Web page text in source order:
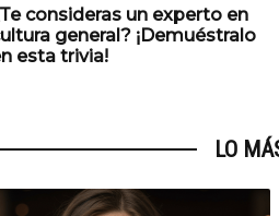
consideras un experto en
general? ¡Demuéstralo
esta trivia!
LO